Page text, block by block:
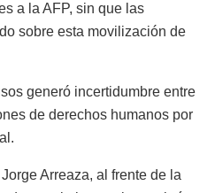
a la AFP, sin que las
sobre esta movilización de
generó incertidumbre entre
de derechos humanos por
Arreaza, al frente de la